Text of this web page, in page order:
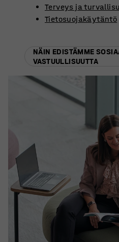
Terveys ja
Tietosuojakäytäntö
NÄIN EDISTÄMME
VASTUULLISUUTTA